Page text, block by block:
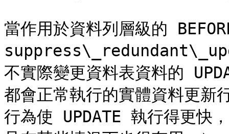
當作用於資料列層級的
不實際變更資料表資料的
都會正常執行的實體資料更新
行為使 UPDATE 執行得更快